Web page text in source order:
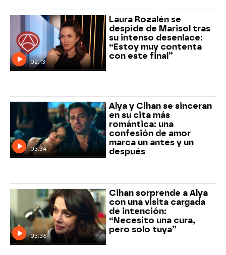
02:13
Laura Rozalén se
despide de Marisol tras
su intenso desenlace:
“Estoy muy contenta
con este final”
03:34
Alya y Cihan se sinceran
en su cita más
romántica: una
confesión de amor
marca un antes y un
después
03:36
Cihan sorprende a Alya
con una visita cargada
de intención:
“Necesito una cura,
pero solo tuya”